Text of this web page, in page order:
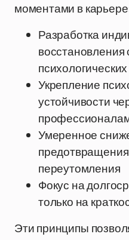
моментами в
Разработка
восстановления
Укрепление
устойчивости
Умеренное
переутомления
Фокус на
только на
Эти принципы